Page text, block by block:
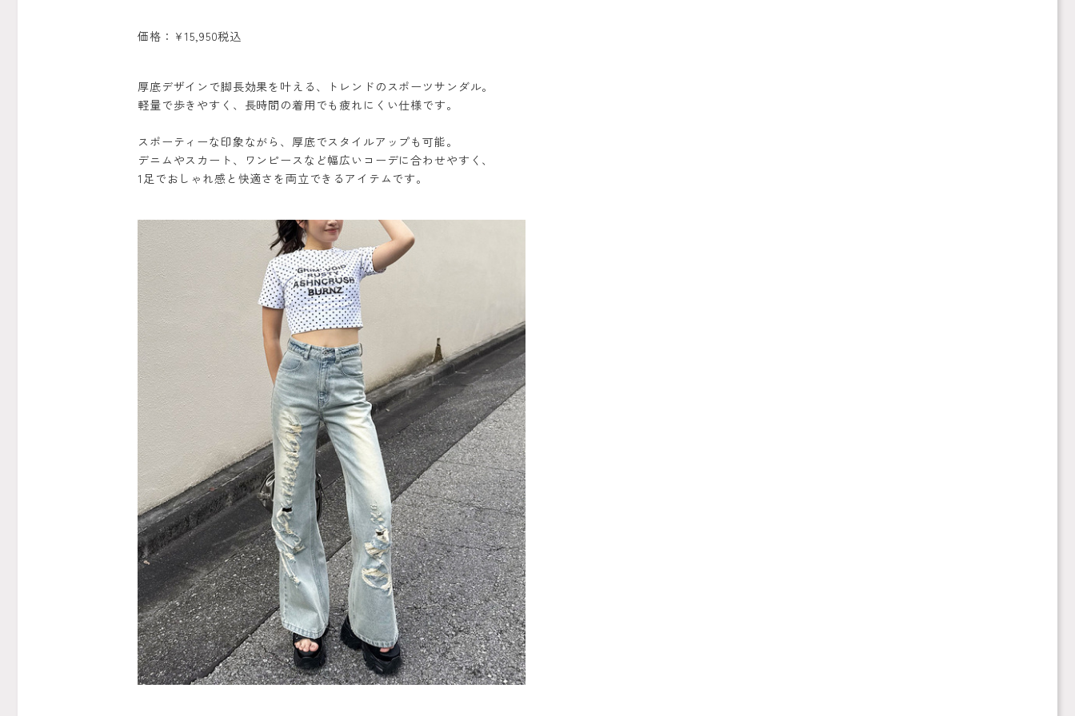
価格：¥15,950税込
厚底デザインで脚長効果を叶える、トレンドのスポーツサンダル。
軽量で歩きやすく、長時間の着用でも疲れにくい仕様です。
スポーティーな印象ながら、厚底でスタイルアップも可能。
デニムやスカート、ワンピースなど幅広いコーデに合わせやすく、
1足でおしゃれ感と快適さを両立できるアイテムです。